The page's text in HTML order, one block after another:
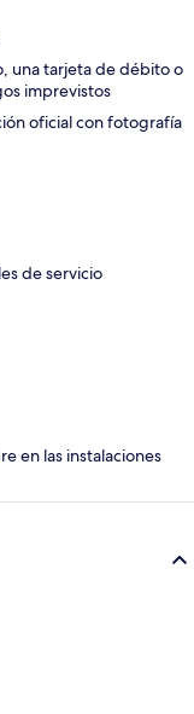
una tarjeta de débito o
imprevistos
oficial con fotografía
de servicio
en las instalaciones